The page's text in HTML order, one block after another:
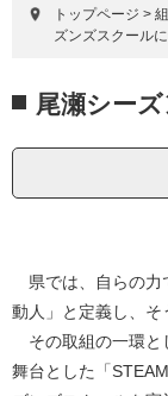
トップページ >
ズンズスクール
文
尾瀬シー
県では、自らの力
動人」と定義し、そ
その取組の一環と
舞台とした「